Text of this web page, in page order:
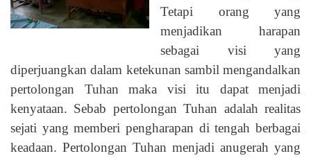
Tetapi orang yang
menjadikan harapan
sebagai visi yang
diperjuangkan dalam ketekunan sambil mengandalkan
pertolongan Tuhan maka visi itu dapat menjadi
kenyataan. Sebab pertolongan Tuhan adalah realitas
sejati yang memberi pengharapan di tengah berbagai
keadaan. Pertolongan Tuhan menjadi anugerah yang